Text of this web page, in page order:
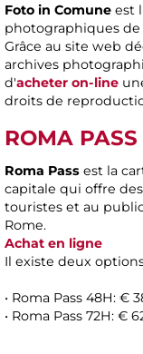
Foto in Comune est
photographiques de
Grâce au site web
archives
d'acheter on-line
droits de
ROMA PASS
Roma Pass est la
capitale qui offre
touristes et au
Rome.
Achat en ligne
Il existe deux
• Roma Pass 48H: €
• Roma Pass 72H: €